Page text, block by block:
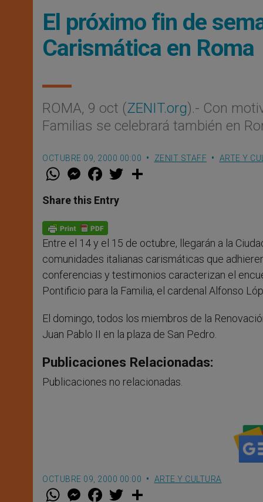
El próximo fin de
Carismática en Roma
ROMA, 9 oct (ZENIT.org).- Con
Familias se celebrará también en
OCTUBRE 09, 2000 00:00 ZENIT STAFF ARTE Y
W
t
s
p
p
M
e
s
e
g
e
r
F
a
e
b
o
k
w
Share this Entry
Entre el 14 y el 15 de octubre, llegarán a la
comunidades italianas carismáticas que
conferencias y testimonios caracterizan el
Pontificio para la Familia, el cardenal Alfonso
El domingo, todos los miembros de la
Juan Pablo II en la plaza de San Pedro.
Publicaciones Relacionadas:
Publicaciones no relacionadas.
OCTUBRE 09, 2000 00:00 ARTE Y CULTURA
W M
e
F
a w